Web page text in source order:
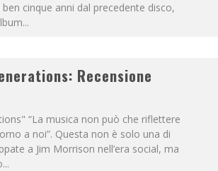
cinque anni dal precedente disco,
...
Recensione
“La musica non può che riflettere
a noi”. Questa non è solo una di
a Jim Morrison nell’era social, ma
...